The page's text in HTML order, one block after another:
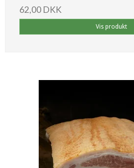
62,00 DKK
Vis produkt